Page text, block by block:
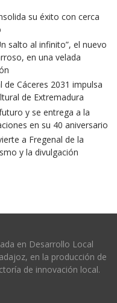
su éxito con cerca
salto al infinito”, el nuevo
en una velada
de Cáceres 2031 impulsa
de Extremadura
y se entrega a la
en su 40 aniversario
a Fregenal de la
y la divulgación
en Desarrollo Local
en la producción de
de innovación local.